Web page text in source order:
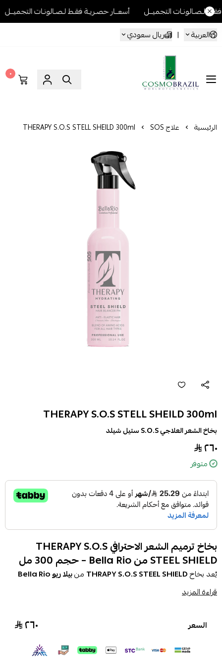
التجميــل أسعــار حصـريـة فقـط لـصـالونـات التجميــل
العربية
| ريال سعودي
Cosmo Brazil
٠
الرئيسية علاج SOS THERAPY S.O.S STELL SHEILD 300ml
THERAPY S.O.S STELL SHEILD 300ml
بخاخ الشعر العلاجي S.O.S ستيل شيلد
٢٦٠
متوفر
بخاخ ترميم الشعر الاحترافي THERAPY S.O.S
STEEL SHIELD من Bella Rio – حجم 300 مل
يُعد بخاخTHRAPY S.O.S STEEL SHIELD منبيلا ريو Bella Rio
جزءًا من نظام علاجي متكامل لترميم الشعر. تم تطويره بتركيبة برازيلية
متقدمة تحتوي على مزيج من الأحماض الأمينية، الكيراتين، وزيوت طبيعية
بعد الفرد أو الصبغات أو سحب اللون.
ستيب 01 – شامبو تحضيري عميق
قراءة المزيد
السعر ٢٦٠